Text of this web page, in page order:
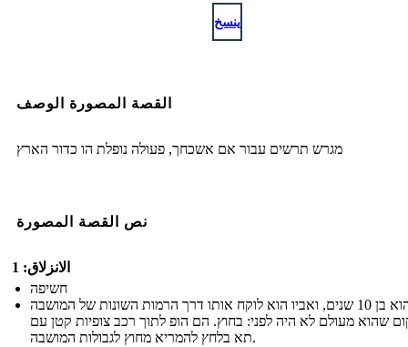
ينسخ
القصة المصورة الوصف
מגרש תרשים עבור אם אשכחך, פעולה נופלת הו כדור הארץ
نص القصة المصورة
الانزلاق: 1
חשיפה
מרווין הוא בן 10 שנים, ואביו הוא לוקח אותו דרך הרמות השונות של המושבה
שהוא מעולם לא היה לפני: בחוץ. הם הופ לתוך רכב צופיות קטן עם
תא בלחץ להמריא מחוץ לגבולות המושבה.